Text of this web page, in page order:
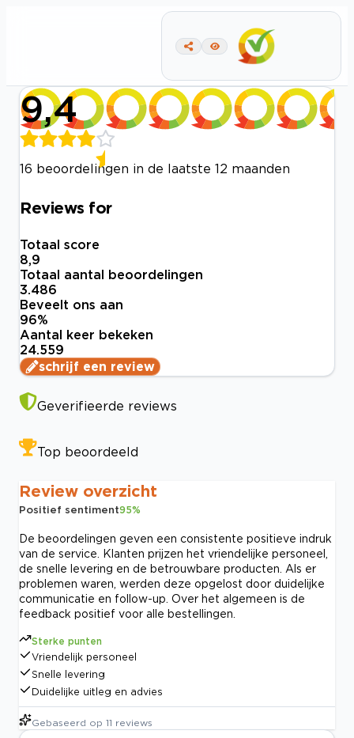
9,4
16 beoordelingen in de laatste 12 maanden
Reviews for
Totaal score
8,9
Totaal aantal beoordelingen
3.486
Beveelt ons aan
96%
Aantal keer bekeken
24.559
schrijf een review
Geverifieerde reviews
Top beoordeeld
Review overzicht
Positief sentiment95%
De beoordelingen geven een consistente positieve indruk
van de service. Klanten prijzen het vriendelijke personeel,
de snelle levering en de betrouwbare producten. Als er
problemen waren, werden deze opgelost door duidelijke
communicatie en follow-up. Over het algemeen is de
feedback positief voor alle bestellingen.
Sterke punten
Vriendelijk personeel
Snelle levering
Duidelijke uitleg en advies
Gebaseerd op 11 reviews